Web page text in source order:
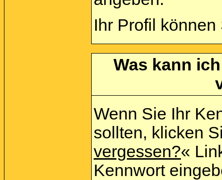
Ihr Profil
Was kann
Wenn Sie Ihr
sollten, klicken
vergessen?«
Kennwort